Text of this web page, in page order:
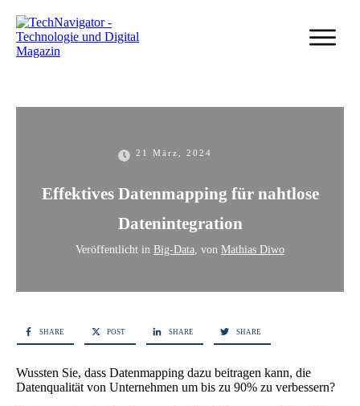
21 März, 2024
Effektives Datenmapping für nahtlose
Datenintegration
Veröffentlicht in Big-Data , von Mathias Diwo
SHARE POST SHARE SHARE
Wussten Sie, dass Datenmapping dazu beitragen kann, die
Datenqualität von Unternehmen um bis zu 90% zu verbessern?